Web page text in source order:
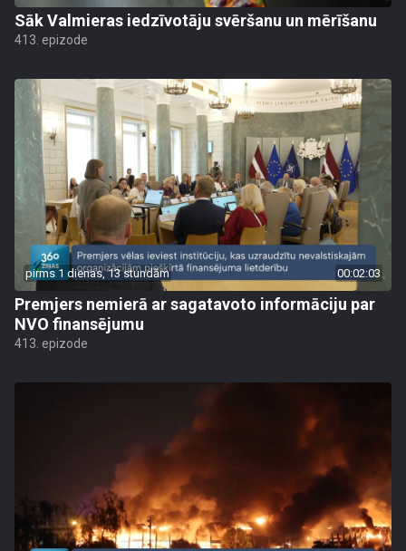
Sāk Valmieras iedzīvotāju svēršanu un mērīšanu
413. epizode
pirms 1 dienas, 13 stundām 00:02:03
Premjers nemierā ar sagatavoto informāciju par
NVO finansējumu
413. epizode